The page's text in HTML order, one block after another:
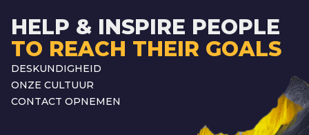
HELP & INSPIRE PEOPLE
TO REACH THEIR GOALS
DESKUNDIGHEID
ONZE CULTUUR
CONTACT OPNEMEN